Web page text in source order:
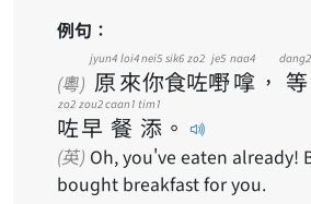
例句：
(粵) 原
jyun4
來
loi4
你
nei5
食
sik6
咗
zo2
嘢
je5
嗱
naa4
， 等
dang2
咗
zo2
早
zou2
餐
caan1
添
tim1
。
(英) Oh, you've eaten already!
bought breakfast for you.